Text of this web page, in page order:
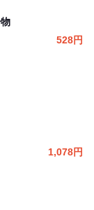
528円
1,078円